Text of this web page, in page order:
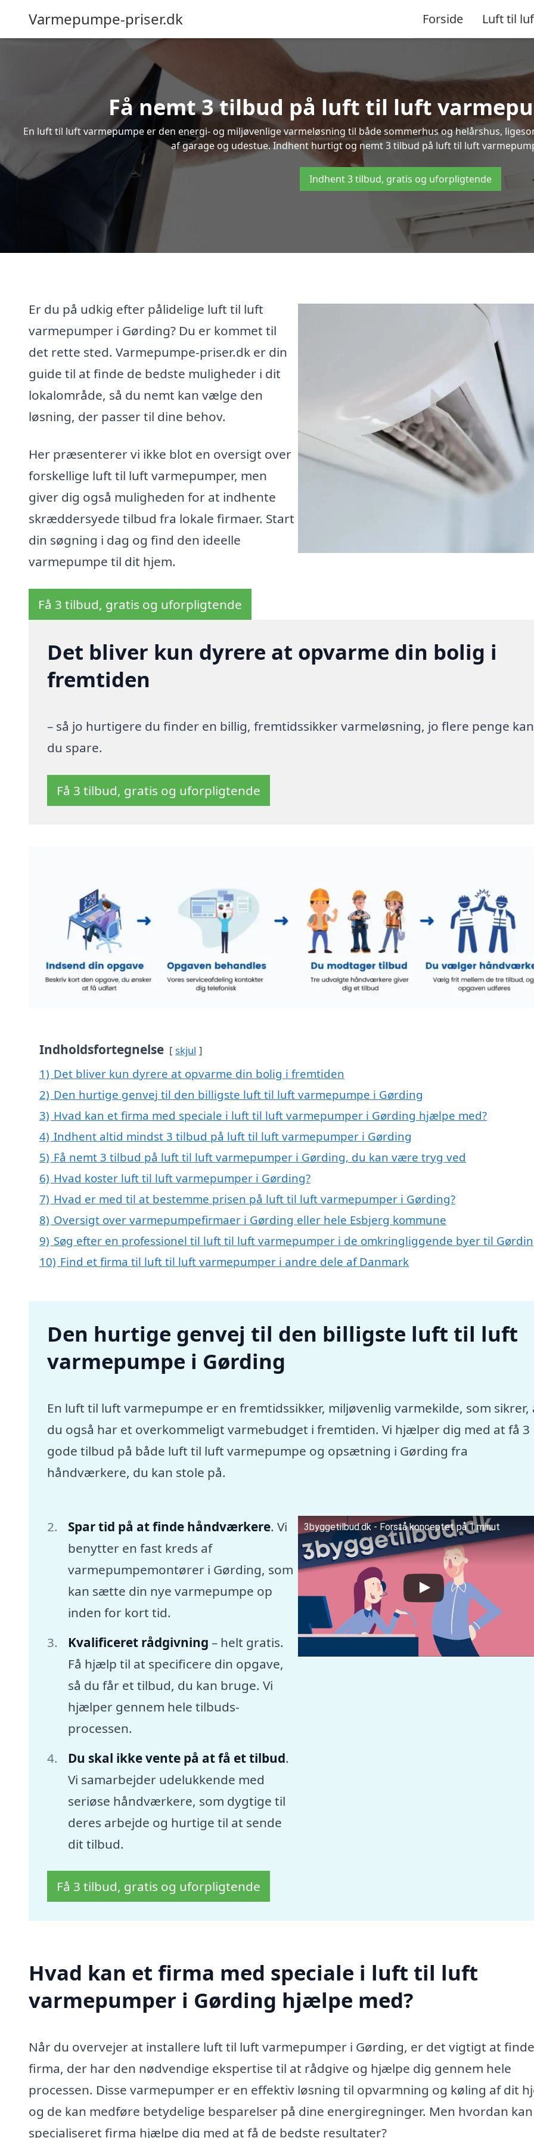
Varmepumpe-priser.dk Forside Luft til
Få nemt 3 tilbud på luft til luft
En luft til luft varmepumpe er den energi- og miljøvenlige varmeløsning til både sommerhus og helårshus,
af garage og udestue. Indhent hurtigt og nemt 3 tilbud på luft til luft
Indhent 3 tilbud, gratis og uforpligtende
Er du på udkig efter pålidelige luft til luft
varmepumper i Gørding? Du er kommet til
det rette sted. Varmepumpe-priser.dk er din
guide til at finde de bedste muligheder i dit
lokalområde, så du nemt kan vælge den
løsning, der passer til dine behov.
Her præsenterer vi ikke blot en oversigt over
forskellige luft til luft varmepumper, men
giver dig også muligheden for at indhente
skræddersyede tilbud fra lokale firmaer. Start
din søgning i dag og find den ideelle
varmepumpe til dit hjem.
Få 3 tilbud, gratis og uforpligtende
Det bliver kun dyrere at opvarme din bolig i
fremtiden
– så jo hurtigere du finder en billig, fremtidssikker varmeløsning, jo flere penge kan
du spare.
Få 3 tilbud, gratis og uforpligtende
Indholdsfortegnelse skjul
1) Det bliver kun dyrere at opvarme din bolig i fremtiden
2) Den hurtige genvej til den billigste luft til luft varmepumpe i Gørding
3) Hvad kan et firma med speciale i luft til luft varmepumper i Gørding hjælpe med?
4) Indhent altid mindst 3 tilbud på luft til luft varmepumper i Gørding
5) Få nemt 3 tilbud på luft til luft varmepumper i Gørding, du kan være tryg ved
6) Hvad koster luft til luft varmepumper i Gørding?
7) Hvad er med til at bestemme prisen på luft til luft varmepumper i Gørding?
8) Oversigt over varmepumpefirmaer i Gørding eller hele Esbjerg kommune
9) Søg efter en professionel til luft til luft varmepumper i de omkringliggende byer til
10) Find et firma til luft til luft varmepumper i andre dele af Danmark
Den hurtige genvej til den billigste luft til luft
varmepumpe i Gørding
En luft til luft varmepumpe er en fremtidssikker, miljøvenlig varmekilde, som sikrer,
du også har et overkommeligt varmebudget i fremtiden. Vi hjælper dig med at få 3
gode tilbud på både luft til luft varmepumpe og opsætning i Gørding fra
håndværkere, du kan stole på.
Spar tid på at finde håndværkere. Vi
benytter en fast kreds af
varmepumpemontører i Gørding, som
kan sætte din nye varmepumpe op
inden for kort tid.
Kvalificeret rådgivning – helt gratis.
Få hjælp til at specificere din opgave,
så du får et tilbud, du kan bruge. Vi
hjælper gennem hele tilbuds-
processen.
Du skal ikke vente på at få et tilbud.
Vi samarbejder udelukkende med
seriøse håndværkere, som dygtige til
deres arbejde og hurtige til at sende
dit tilbud.
3byggetilbud.dk - Forstå konceptet på 1 minut
Få 3 tilbud, gratis og uforpligtende
Hvad kan et firma med speciale i luft til luft
varmepumper i Gørding hjælpe med?
Når du overvejer at installere luft til luft varmepumper i Gørding, er det vigtigt at
firma, der har den nødvendige ekspertise til at rådgive og hjælpe dig gennem hele
processen. Disse varmepumper er en effektiv løsning til opvarmning og køling af dit
og de kan medføre betydelige besparelser på dine energiregninger. Men hvordan
specialiseret firma hjælpe dig med at få de bedste resultater?